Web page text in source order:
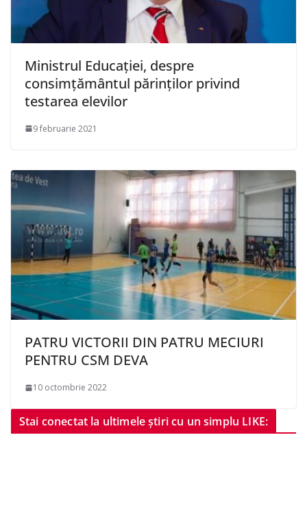
Ministrul Educației, despre
consimţământul părinților privind
testarea elevilor
9 februarie 2021
PATRU VICTORII DIN PATRU MECIURI
PENTRU CSM DEVA
10 octombrie 2022
Stai conectat la ultimele știri cu un simplu LIKE: